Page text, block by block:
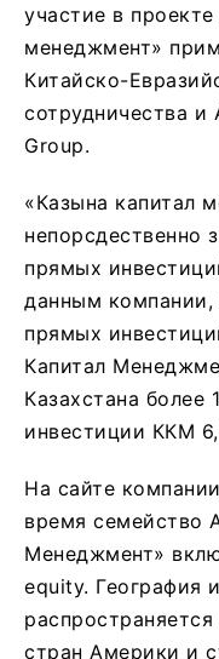
участие в
менеджмент»
Китайско-
сотрудничества и
Group.
«Казына капитал
непорсдественно
прямых
данным
прямых
Капитал
Казахстана более
инвестиции ККМ
На сайте
время семейство
Менеджмент»
equity. География
стран Америки и